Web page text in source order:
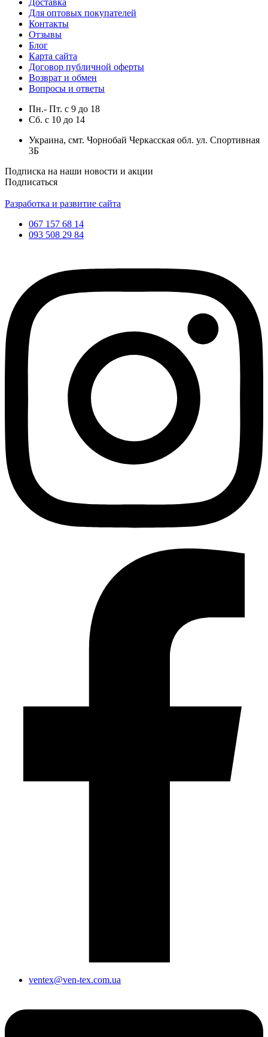
Доставка
Для оптовых покупателей
Контакты
Отзывы
Блог
Карта сайта
Договор публичной оферты
Возврат и обмен
Вопросы и ответы
Пн.- Пт. с 9 до 18
Сб. с 10 до 14
Украина, смт. Чорнобай Черкасская обл. ул. Спортивная
3Б
Подписка на наши новости и акции
Подписаться
Разработка и развитие сайта
067 157 68 14
093 508 29 84
ventex@ven-tex.com.ua